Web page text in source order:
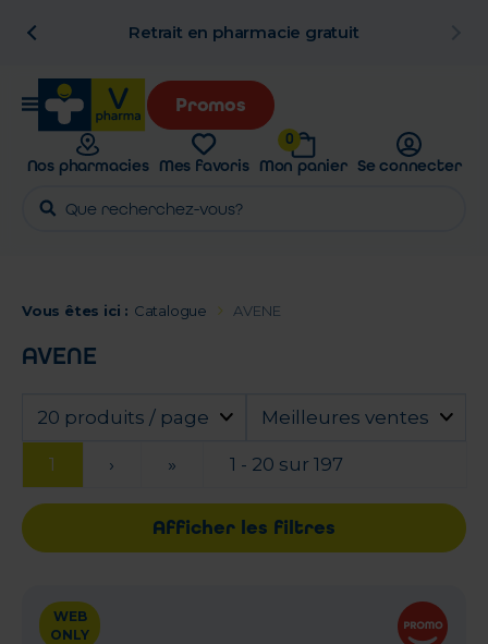
Retrait en pharmacie gratuit
Promos
Nos pharmacies Mes favoris
0
Mon panier Se connecter
Vous êtes ici : Catalogue AVENE
AVENE
20 produits / page Meilleures ventes
1 › » 1 - 20 sur 197
Afficher les filtres
WEB
ONLY